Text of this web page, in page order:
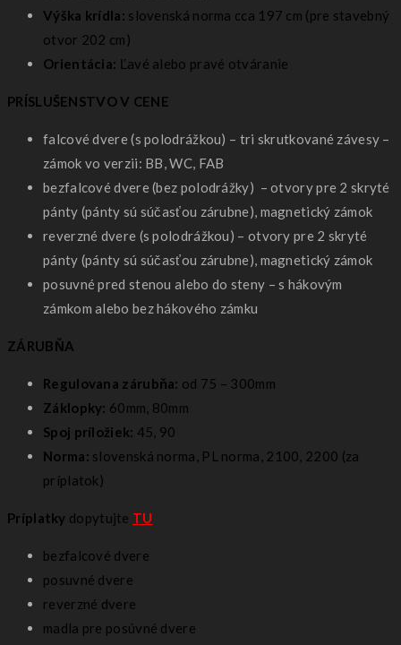
Výška krídla: slovenská norma cca 197 cm (pre stavebný
otvor 202 cm)
Orientácia: Ľavé alebo pravé otváranie
PRÍSLUŠENSTVO V CENE
falcové dvere (s polodrážkou) – tri skrutkované závesy –
zámok vo verzii: BB, WC, FAB
bezfalcové dvere (bez polodrážky) – otvory pre 2 skryté
pánty (pánty sú súčasťou zárubne), magnetický zámok
reverzné dvere (s polodrážkou) – otvory pre 2 skryté
pánty (pánty sú súčasťou zárubne), magnetický zámok
posuvné pred stenou alebo do steny – s hákovým
zámkom alebo bez hákového zámku
ZÁRUBŇA
Regulovana zárubňa: od 75 – 300mm
Záklopky: 60mm, 80mm
Spoj príložiek: 45, 90
Norma: slovenská norma, PL norma, 2100, 2200 (za
príplatok)
Príplatky dopytujte TU
bezfalcové dvere
posuvné dvere
reverzné dvere
madla pre posúvné dvere